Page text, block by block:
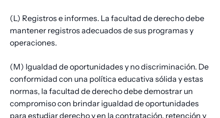
(L) Registros e informes. La facultad de derecho debe
mantener registros adecuados de sus programas y
operaciones.
(M) Igualdad de oportunidades y no discriminación. De
conformidad con una política educativa sólida y estas
normas, la facultad de derecho debe demostrar un
compromiso con brindar igualdad de oportunidades
para estudiar derecho y en la contratación, retención y